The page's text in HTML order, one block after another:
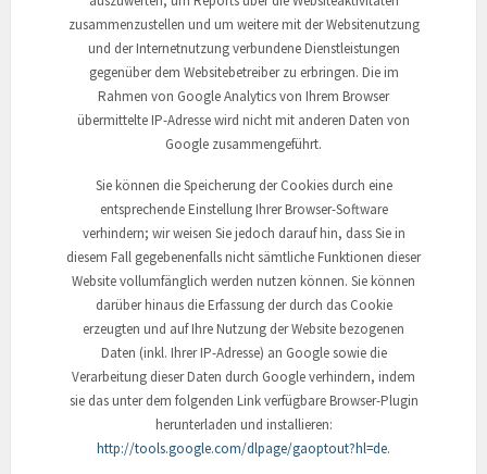
zusammenzustellen und um weitere mit der Websitenutzung
und der Internetnutzung verbundene Dienstleistungen
gegenüber dem Websitebetreiber zu erbringen. Die im
Rahmen von Google Analytics von Ihrem Browser
übermittelte IP-Adresse wird nicht mit anderen Daten von
Google zusammengeführt.
Sie können die Speicherung der Cookies durch eine
entsprechende Einstellung Ihrer Browser-Software
verhindern; wir weisen Sie jedoch darauf hin, dass Sie in
diesem Fall gegebenenfalls nicht sämtliche Funktionen dieser
Website vollumfänglich werden nutzen können. Sie können
darüber hinaus die Erfassung der durch das Cookie
erzeugten und auf Ihre Nutzung der Website bezogenen
Daten (inkl. Ihrer IP-Adresse) an Google sowie die
Verarbeitung dieser Daten durch Google verhindern, indem
sie das unter dem folgenden Link verfügbare Browser-Plugin
herunterladen und installieren:
http://tools.google.com/dlpage/gaoptout?hl=de.